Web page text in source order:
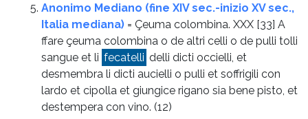
Anonimo Mediano (fine XIV sec.-inizio XV sec.,
Italia mediana) = Çeuma colombina. XXX [33] A
ffare çeuma colombina o de altri celli o de pulli tolli
sangue et li fecatelli delli dicti occielli, et
desmembra li dicti aucielli o pulli et soffrigili con
lardo et cipolla et giungice rigano sia bene pisto, et
destempera con vino. (12)